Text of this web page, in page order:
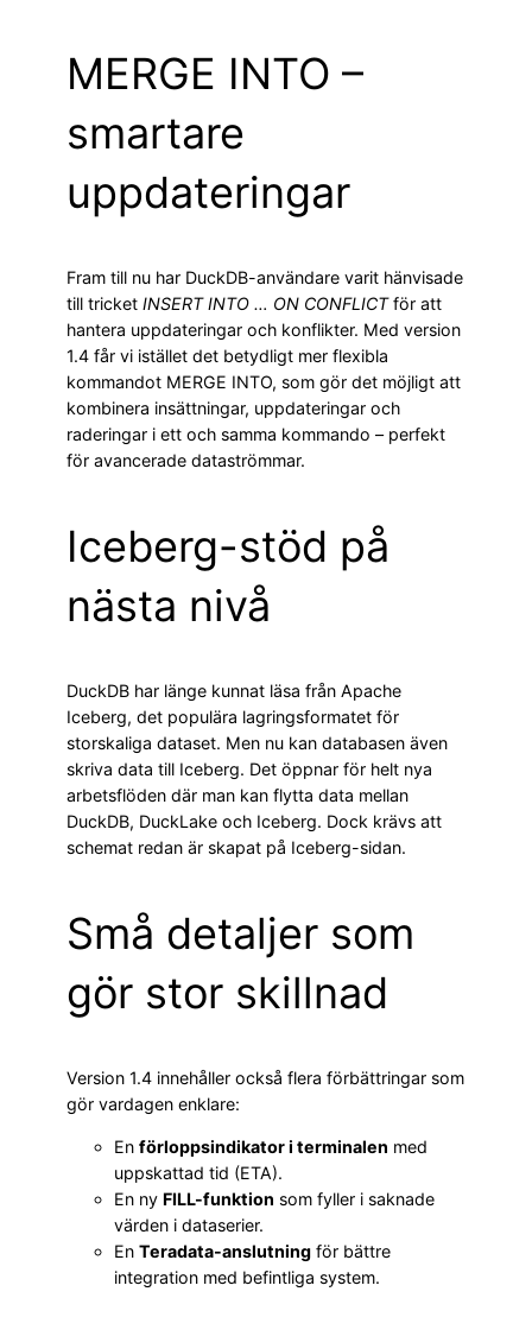
MERGE INTO –
smartare
uppdateringar
Fram till nu har DuckDB-användare varit hänvisade
till tricket INSERT INTO … ON CONFLICTför att
hantera uppdateringar och konflikter. Med version
1.4 får vi istället det betydligt mer flexibla
kommandot MERGE INTO, som gör det möjligt att
kombinera insättningar, uppdateringar och
raderingar i ett och samma kommando – perfekt
för avancerade dataströmmar.
Iceberg-stöd på
nästa nivå
DuckDB har länge kunnat läsa från Apache
Iceberg, det populära lagringsformatet för
storskaliga dataset. Men nu kan databasen även
skriva data till Iceberg. Det öppnar för helt nya
arbetsflöden där man kan flytta data mellan
DuckDB, DuckLake och Iceberg. Dock krävs att
schemat redan är skapat på Iceberg-sidan.
Små detaljer som
gör stor skillnad
Version 1.4 innehåller också flera förbättringar som
gör vardagen enklare:
En förloppsindikator i terminalen med
uppskattad tid (ETA).
En ny FILL-funktion som fyller i saknade
värden i dataserier.
En Teradata-anslutning för bättre
integration med befintliga system.